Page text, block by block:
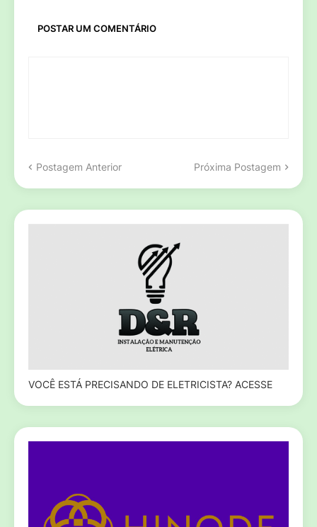
POSTAR UM COMENTÁRIO
Postagem Anterior Próxima Postagem
VOCÊ ESTÁ PRECISANDO DE ELETRICISTA? ACESSE